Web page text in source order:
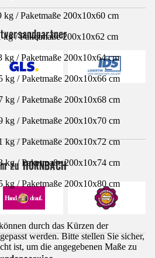
kg / Paketmaße 200x10x60 cm
kg / Paketmaße 200x10x62 cm
kg / Paketmaße 200x10x64 cm
kg / Paketmaße 200x10x66 cm
kg / Paketmaße 200x10x68 cm
kg / Paketmaße 200x10x70 cm
kg / Paketmaße 200x10x72 cm
kg / Paketmaße 200x10x74 cm
kg / Paketmaße 200x10x80 cm
durch das Kürzen der
werden. Bitte stellen Sie sicher,
ist, um die angegebenen Maße zu
zu HORNBACH